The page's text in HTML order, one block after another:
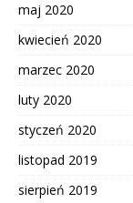
maj 2020
kwiecień 2020
marzec 2020
luty 2020
styczeń 2020
listopad 2019
sierpień 2019